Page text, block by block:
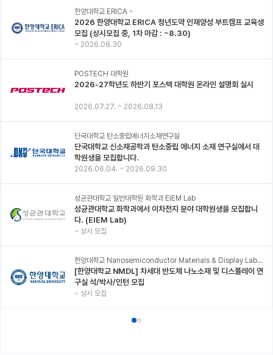
한양대학교 ERICA -
2026 한양대학교 ERICA 청년도약 인재양성 부트캠프 교육생
모집 (상시모집 중, 1차 마감 : ~8.30)
~ 2026.08.30
POSTECH 대학원
2026-27학년도 하반기 포스텍 대학원 온라인 설명회 실시
2026.07.27. ~ 2026.08.13
단국대학교 탄소중립에너지소재연구실
단국대학교 신소재공학과 탄소중립 에너지 소재 연구실에서 대
학원생을 모집합니다.
2026.06.04. ~ 2026.09.30
성균관대학교 일반대학원 화학과 EIEM Lab
성균관대학교 화학과에서 이차전지 분야 대학원생을 모집합니
다. (EIEM Lab)
~ 상시 모집
한양대학교 Nanosemiconductor Materials & Display Laboratory
[한양대학교 NMDL] 차세대 반도체 나노소재 및 디스플레이 연
구실 석/박사/인턴 모집
~ 상시 모집